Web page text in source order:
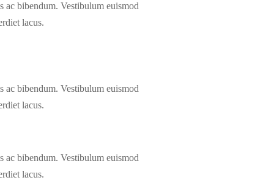
bibendum. Vestibulum euismod
lacus.
bibendum. Vestibulum euismod
lacus.
bibendum. Vestibulum euismod
lacus.